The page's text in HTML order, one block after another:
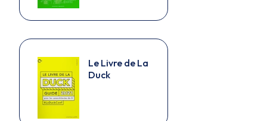
Le Livre de La
Duck